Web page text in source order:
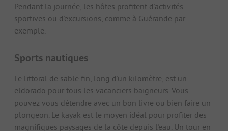
Pendant la journée, les hôtes profitent d'activités
sportives ou d'excursions, comme à Guérande par
exemple.
Sports nautiques
Le littoral de sable fin, long d'un kilomètre, est un
eldorado pour tous les vacanciers baigneurs. Vous
pouvez vous détendre avec un bon livre ou bien faire un
plongeon. Le kayak est le moyen idéal pour profiter des
magnifiques paysages de la côte depuis l'eau. Un tour en